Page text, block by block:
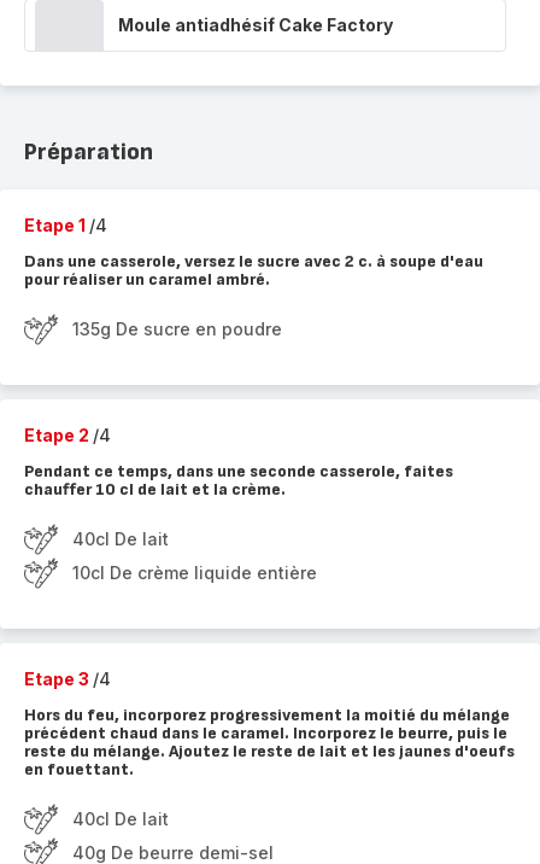
Moule antiadhésif Cake Factory
Préparation
Etape 1 /4
Dans une casserole, versez le sucre avec 2 c. à soupe d'eau
pour réaliser un caramel ambré.
135g De sucre en poudre
Etape 2 /4
Pendant ce temps, dans une seconde casserole, faites
chauffer 10 cl de lait et la crème.
40cl De lait
10cl De crème liquide entière
Etape 3 /4
Hors du feu, incorporez progressivement la moitié du mélange
précédent chaud dans le caramel. Incorporez le beurre, puis le
reste du mélange. Ajoutez le reste de lait et les jaunes d'oeufs
en fouettant.
40cl De lait
40g De beurre demi-sel